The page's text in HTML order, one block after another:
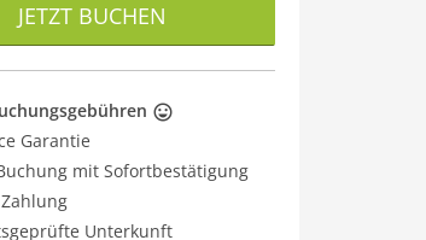
JETZT BUCHEN
Garantie
mit Sofortbestätigung
Unterkunft